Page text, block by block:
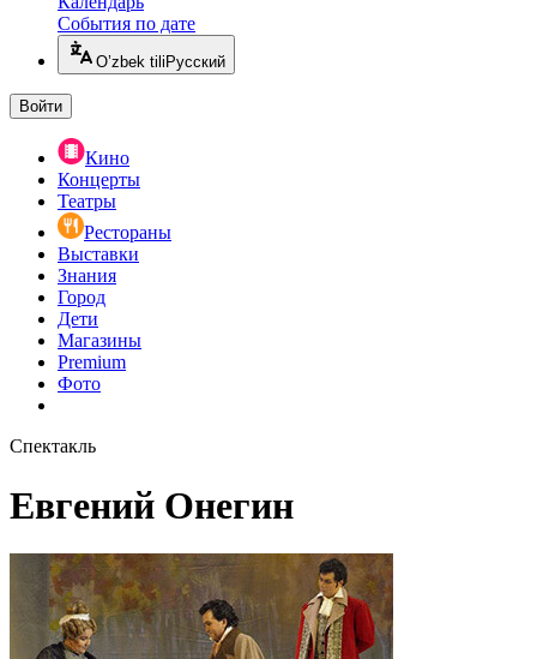
События по дате
O’zbek tili Русский
Войти
Кино
Концерты
Театры
Рестораны
Выставки
Знания
Город
Дети
Магазины
Premium
Фото
Спектакль
Евгений Онегин